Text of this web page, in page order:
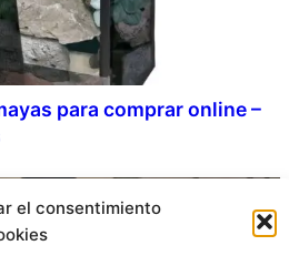
el consentimiento
para comprar online –